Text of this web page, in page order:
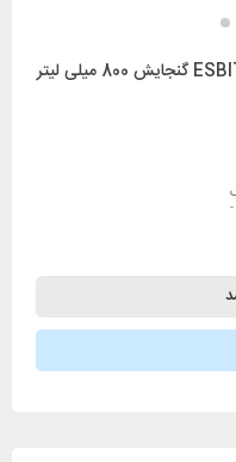
ظرف غذا اشبیت مدل ESBIT FJ800TL-PB گنجایش 800 میلی لیتر